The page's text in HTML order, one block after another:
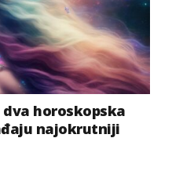
horoskopska
najokrutniji